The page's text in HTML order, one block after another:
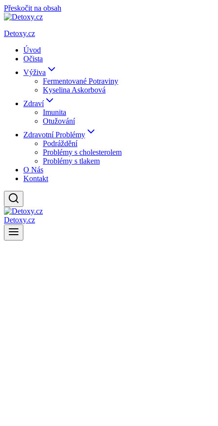
Přeskočit na obsah
Detoxy.cz
Úvod
Očista
Výživa
Fermentované Potraviny
Kyselina Askorbová
Zdraví
Imunita
Otužování
Zdravotní Problémy
Podráždění
Problémy s cholesterolem
Problémy s tlakem
O Nás
Kontakt
Detoxy.cz